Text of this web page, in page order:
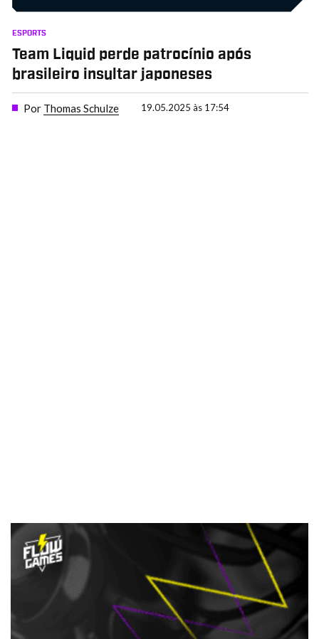
ESPORTS
Team Liquid perde patrocínio após
brasileiro insultar japoneses
Por Thomas Schulze 19.05.2025 às 17:54